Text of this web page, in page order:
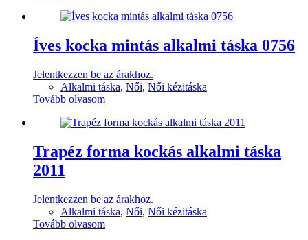
Íves kocka mintás alkalmi táska 0756
Jelentkezzen be az árakhoz.
Alkalmi táska, Női, Női kézitáska
Tovább olvasom
Trapéz forma kockás alkalmi táska
2011
Jelentkezzen be az árakhoz.
Alkalmi táska, Női, Női kézitáska
Tovább olvasom